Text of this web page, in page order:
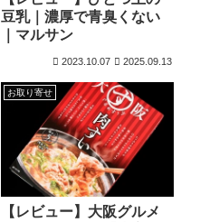
豆乳｜濃厚で青臭くない
｜マルサン
2023.10.07 2025.09.13
お取り寄せ
【レビュー】大阪グルメ